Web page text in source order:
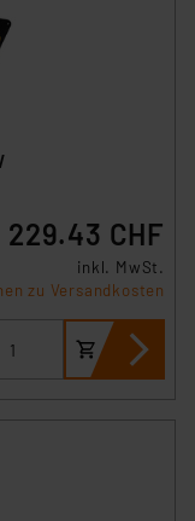
229.43 CHF
inkl. MwSt.
zu Versandkosten